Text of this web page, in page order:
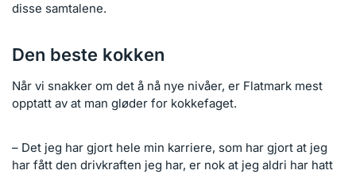
disse samtalene.
Den beste kokken
Når vi snakker om det å nå nye nivåer, er Flatmark mest
opptatt av at man gløder for kokkefaget.
– Det jeg har gjort hele min karriere, som har gjort at jeg
har fått den drivkraften jeg har, er nok at jeg aldri har hatt